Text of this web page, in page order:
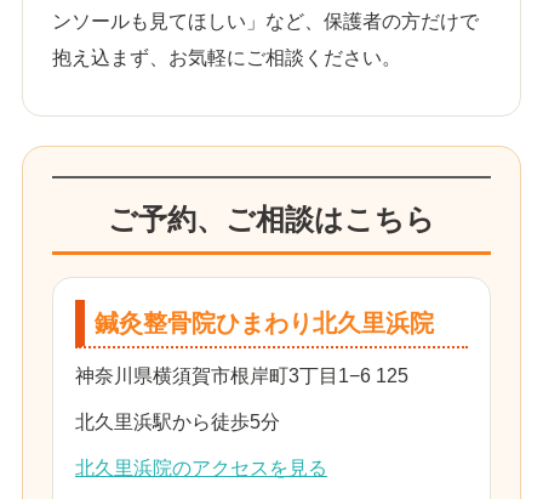
ンソールも見てほしい」など、保護者の方だけで
抱え込まず、お気軽にご相談ください。
ご予約、ご相談はこちら
鍼灸整骨院ひまわり北久里浜院
神奈川県横須賀市根岸町3丁目1−6 125
北久里浜駅から徒歩5分
北久里浜院のアクセスを見る